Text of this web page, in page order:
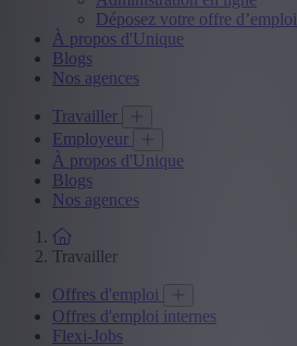
Déposez votre offre d’emploi
À propos d'Unique
Blogs
Nos agences
Travailler
Employeur
À propos d'Unique
Blogs
Nos agences
Travailler
Offres d'emploi
Offres d'emploi internes
Flexi-Jobs